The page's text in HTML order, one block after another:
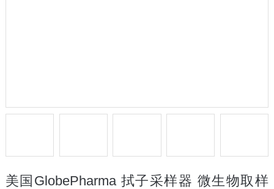
美国GlobePharma 拭子采样器 微生物取样